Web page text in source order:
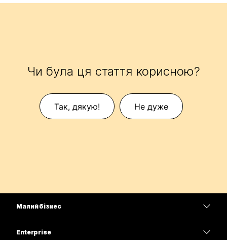
Чи була ця стаття корисною?
Так, дякую! Не дуже
Малий бізнес
Enterprise